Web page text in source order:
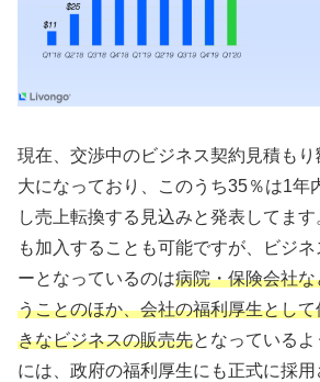
現在、交渉中のビジネス契約見積も
大になっており、このうち35％は1年
し売上転換する見込みと発表してま
も加入することも可能ですが、ビジ
ーとなっているのは病院・保険会社
うことのほか、会社の福利厚生とし
きなビジネスの販売先となっている
には、政府の福利厚生にも正式に採用